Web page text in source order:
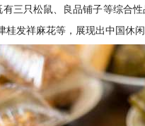
三只松鼠、良品铺子等综合
发祥麻花等，展现出中国休